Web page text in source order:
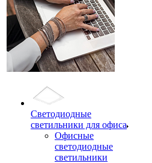
Светодиодные
светильники для офиса
Офисные
светодиодные
светильники